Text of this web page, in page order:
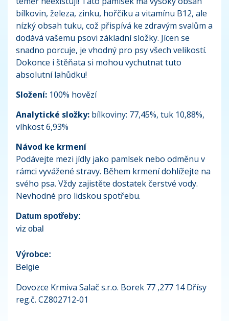
bílkovin, železa, zinku, hořčíku a vitamínu B12, ale
nízký obsah tuku, což přispívá ke zdravým svalům a
dodává vašemu psovi základní složky. Jícen se
snadno porcuje, je vhodný pro psy všech velikostí.
Dokonce i štěňata si mohou vychutnat tuto
absolutní lahůdku!
Složení: 100% hovězí
Analytické složky: bílkoviny: 77,45%, tuk 10,88%,
vlhkost 6,93%
Návod ke krmení
Podávejte mezi jídly jako pamlsek nebo odměnu v
rámci vyvážené stravy. Během krmení dohlížejte na
svého psa. Vždy zajistěte dostatek čerstvé vody.
Nevhodné pro lidskou spotřebu.
Datum spotřeby:
viz obal
Výrobce:
Belgie
Dovozce Krmiva Salač s.r.o. Borek 77 ,277 14 Dřísy
reg.č. CZ802712-01